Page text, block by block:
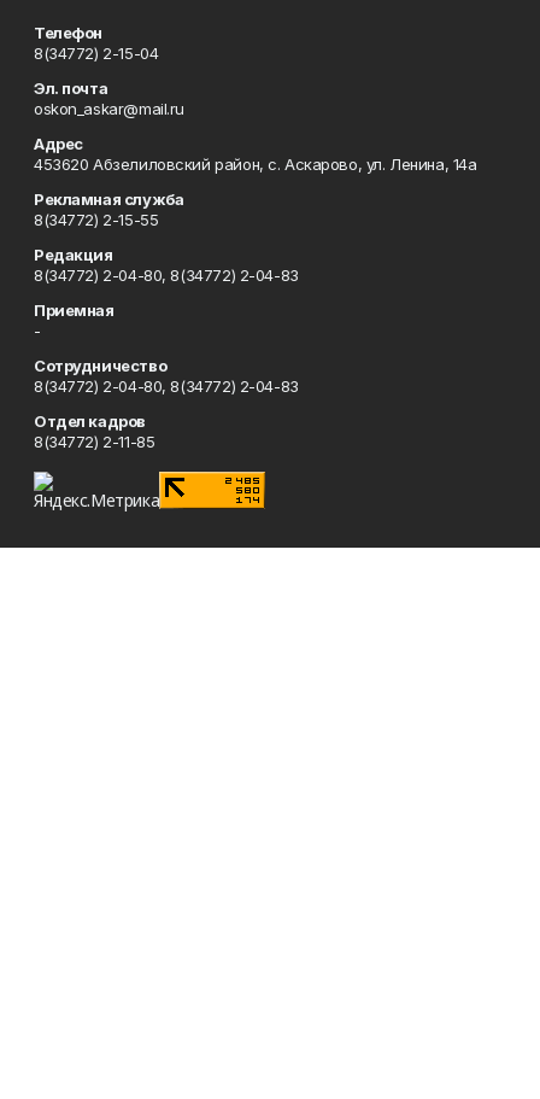
Телефон
8(34772) 2-15-04
Эл. почта
oskon_askar@mail.ru
Адрес
453620 Абзелиловский район, с. Аскарово, ул. Ленина, 14а
Рекламная служба
8(34772) 2-15-55
Редакция
8(34772) 2-04-80, 8(34772) 2-04-83
Приемная
-
Сотрудничество
8(34772) 2-04-80, 8(34772) 2-04-83
Отдел кадров
8(34772) 2-11-85